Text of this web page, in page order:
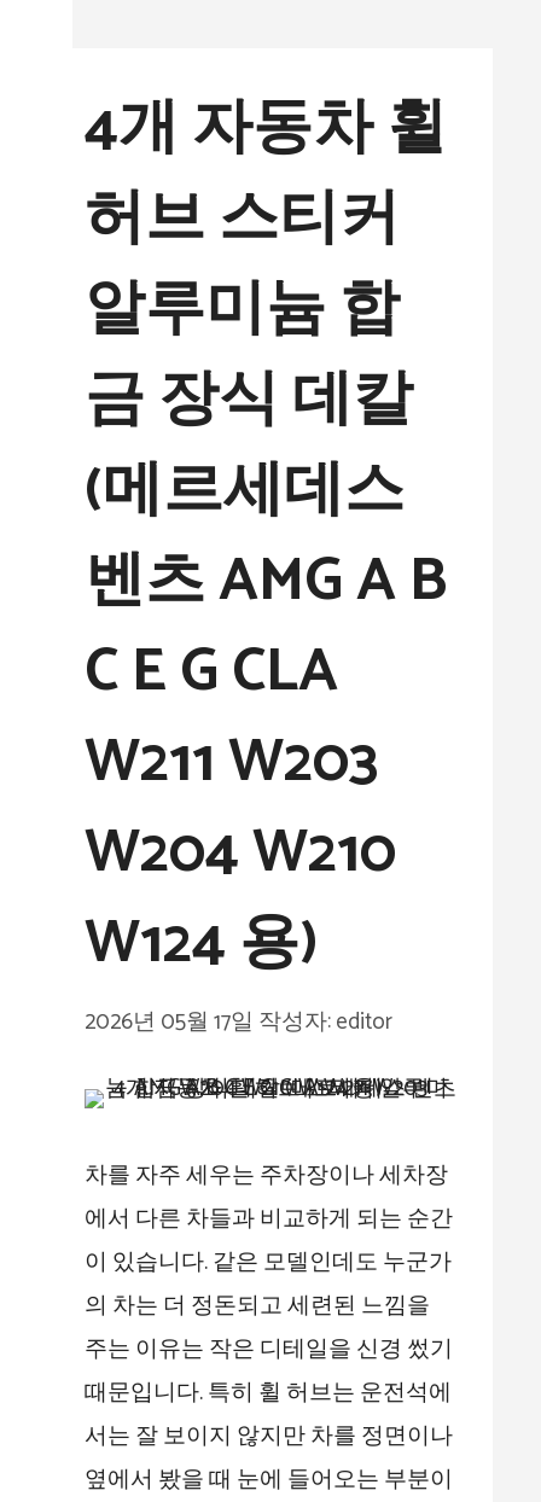
4개 자동차 휠
허브 스티커
알루미늄 합
금 장식 데칼
(메르세데스
벤츠 AMG A B
C E G CLA
W211 W203
W204 W210
W124 용)
2026년 05월 17일 작성자:editor
차를 자주 세우는 주차장이나 세차장
에서 다른 차들과 비교하게 되는 순간
이 있습니다. 같은 모델인데도 누군가
의 차는 더 정돈되고 세련된 느낌을
주는 이유는 작은 디테일을 신경 썼기
때문입니다. 특히 휠 허브는 운전석에
서는 잘 보이지 않지만 차를 정면이나
옆에서 봤을 때 눈에 들어오는 부분이